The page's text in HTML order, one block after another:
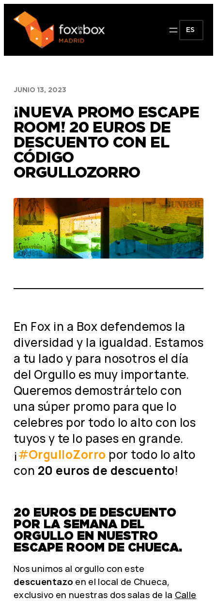
Saltar
contenido
ES
JUNIO 13, 2023
¡NUEVA PROMO ESCAPE
ROOM! 20 EUROS DE
DESCUENTO CON EL
CÓDIGO
ORGULLOZORRO
En Fox in a Box defendemos la
diversidad y la igualdad. Estamos
a tu lado y para nosotros el día
del Orgullo es muy importante.
Queremos demostrártelo con
una súper promo para que lo
celebres por todo lo alto con los
tuyos y te lo pases en grande.
¡#OrgulloZorro por todo lo alto
con 20 euros de descuento!
20 EUROS DE DESCUENTO
POR LA SEMANA DEL
ORGULLO EN NUESTRO
ESCAPE ROOM DE CHUECA.
Nos unimos al orgullo con este
descuentazo en el local de Chueca,
exclusivo en nuestras dos salas de la Calle